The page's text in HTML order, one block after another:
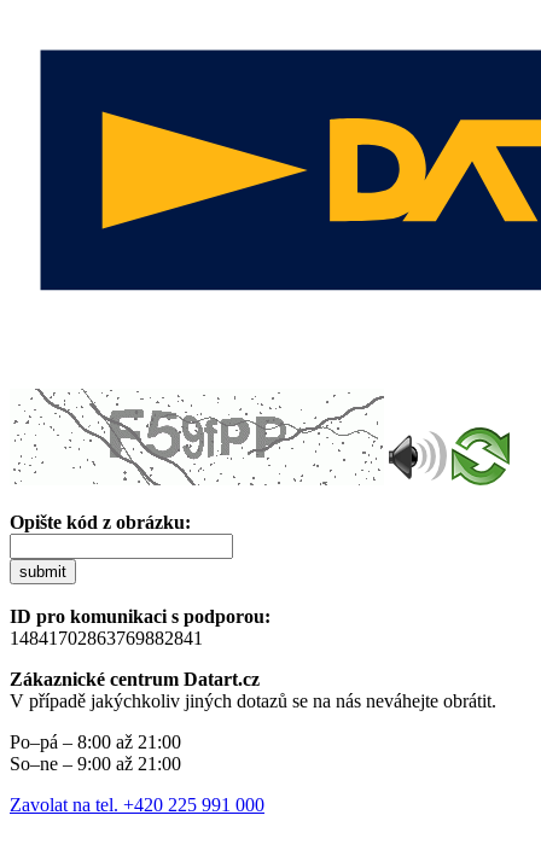
Opište kód z obrázku:
submit
ID pro komunikaci s podporou:
14841702863769882841
Zákaznické centrum Datart.cz
V případě jakýchkoliv jiných dotazů se na nás neváhejte obrátit.
Po–pá – 8:00 až 21:00
So–ne – 9:00 až 21:00
Zavolat na tel. +420 225 991 000